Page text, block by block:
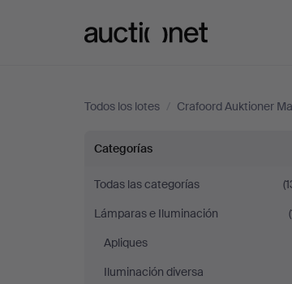
Todos los lotes / Crafoord Auktioner
Lámparas
de
pie
en
Categorías
Todas las categorías
Lámparas e Iluminación
Apliques
Iluminación diversa